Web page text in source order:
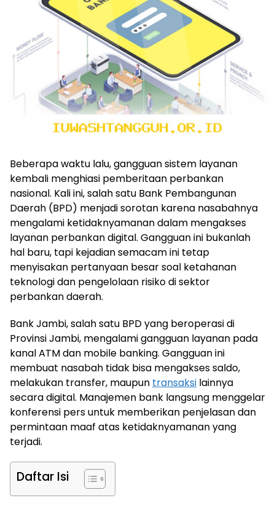
Beberapa waktu lalu, gangguan sistem layanan
kembali menghiasi pemberitaan perbankan
nasional. Kali ini, salah satu Bank Pembangunan
Daerah (BPD) menjadi sorotan karena nasabahnya
mengalami ketidaknyamanan dalam mengakses
layanan perbankan digital. Gangguan ini bukanlah
hal baru, tapi kejadian semacam ini tetap
menyisakan pertanyaan besar soal ketahanan
teknologi dan pengelolaan risiko di sektor
perbankan daerah.
Bank Jambi, salah satu BPD yang beroperasi di
Provinsi Jambi, mengalami gangguan layanan pada
kanal ATM dan mobile banking. Gangguan ini
membuat nasabah tidak bisa mengakses saldo,
melakukan transfer, maupun transaksi lainnya
secara digital. Manajemen bank langsung menggelar
konferensi pers untuk memberikan penjelasan dan
permintaan maaf atas ketidaknyamanan yang
terjadi.
Daftar Isi